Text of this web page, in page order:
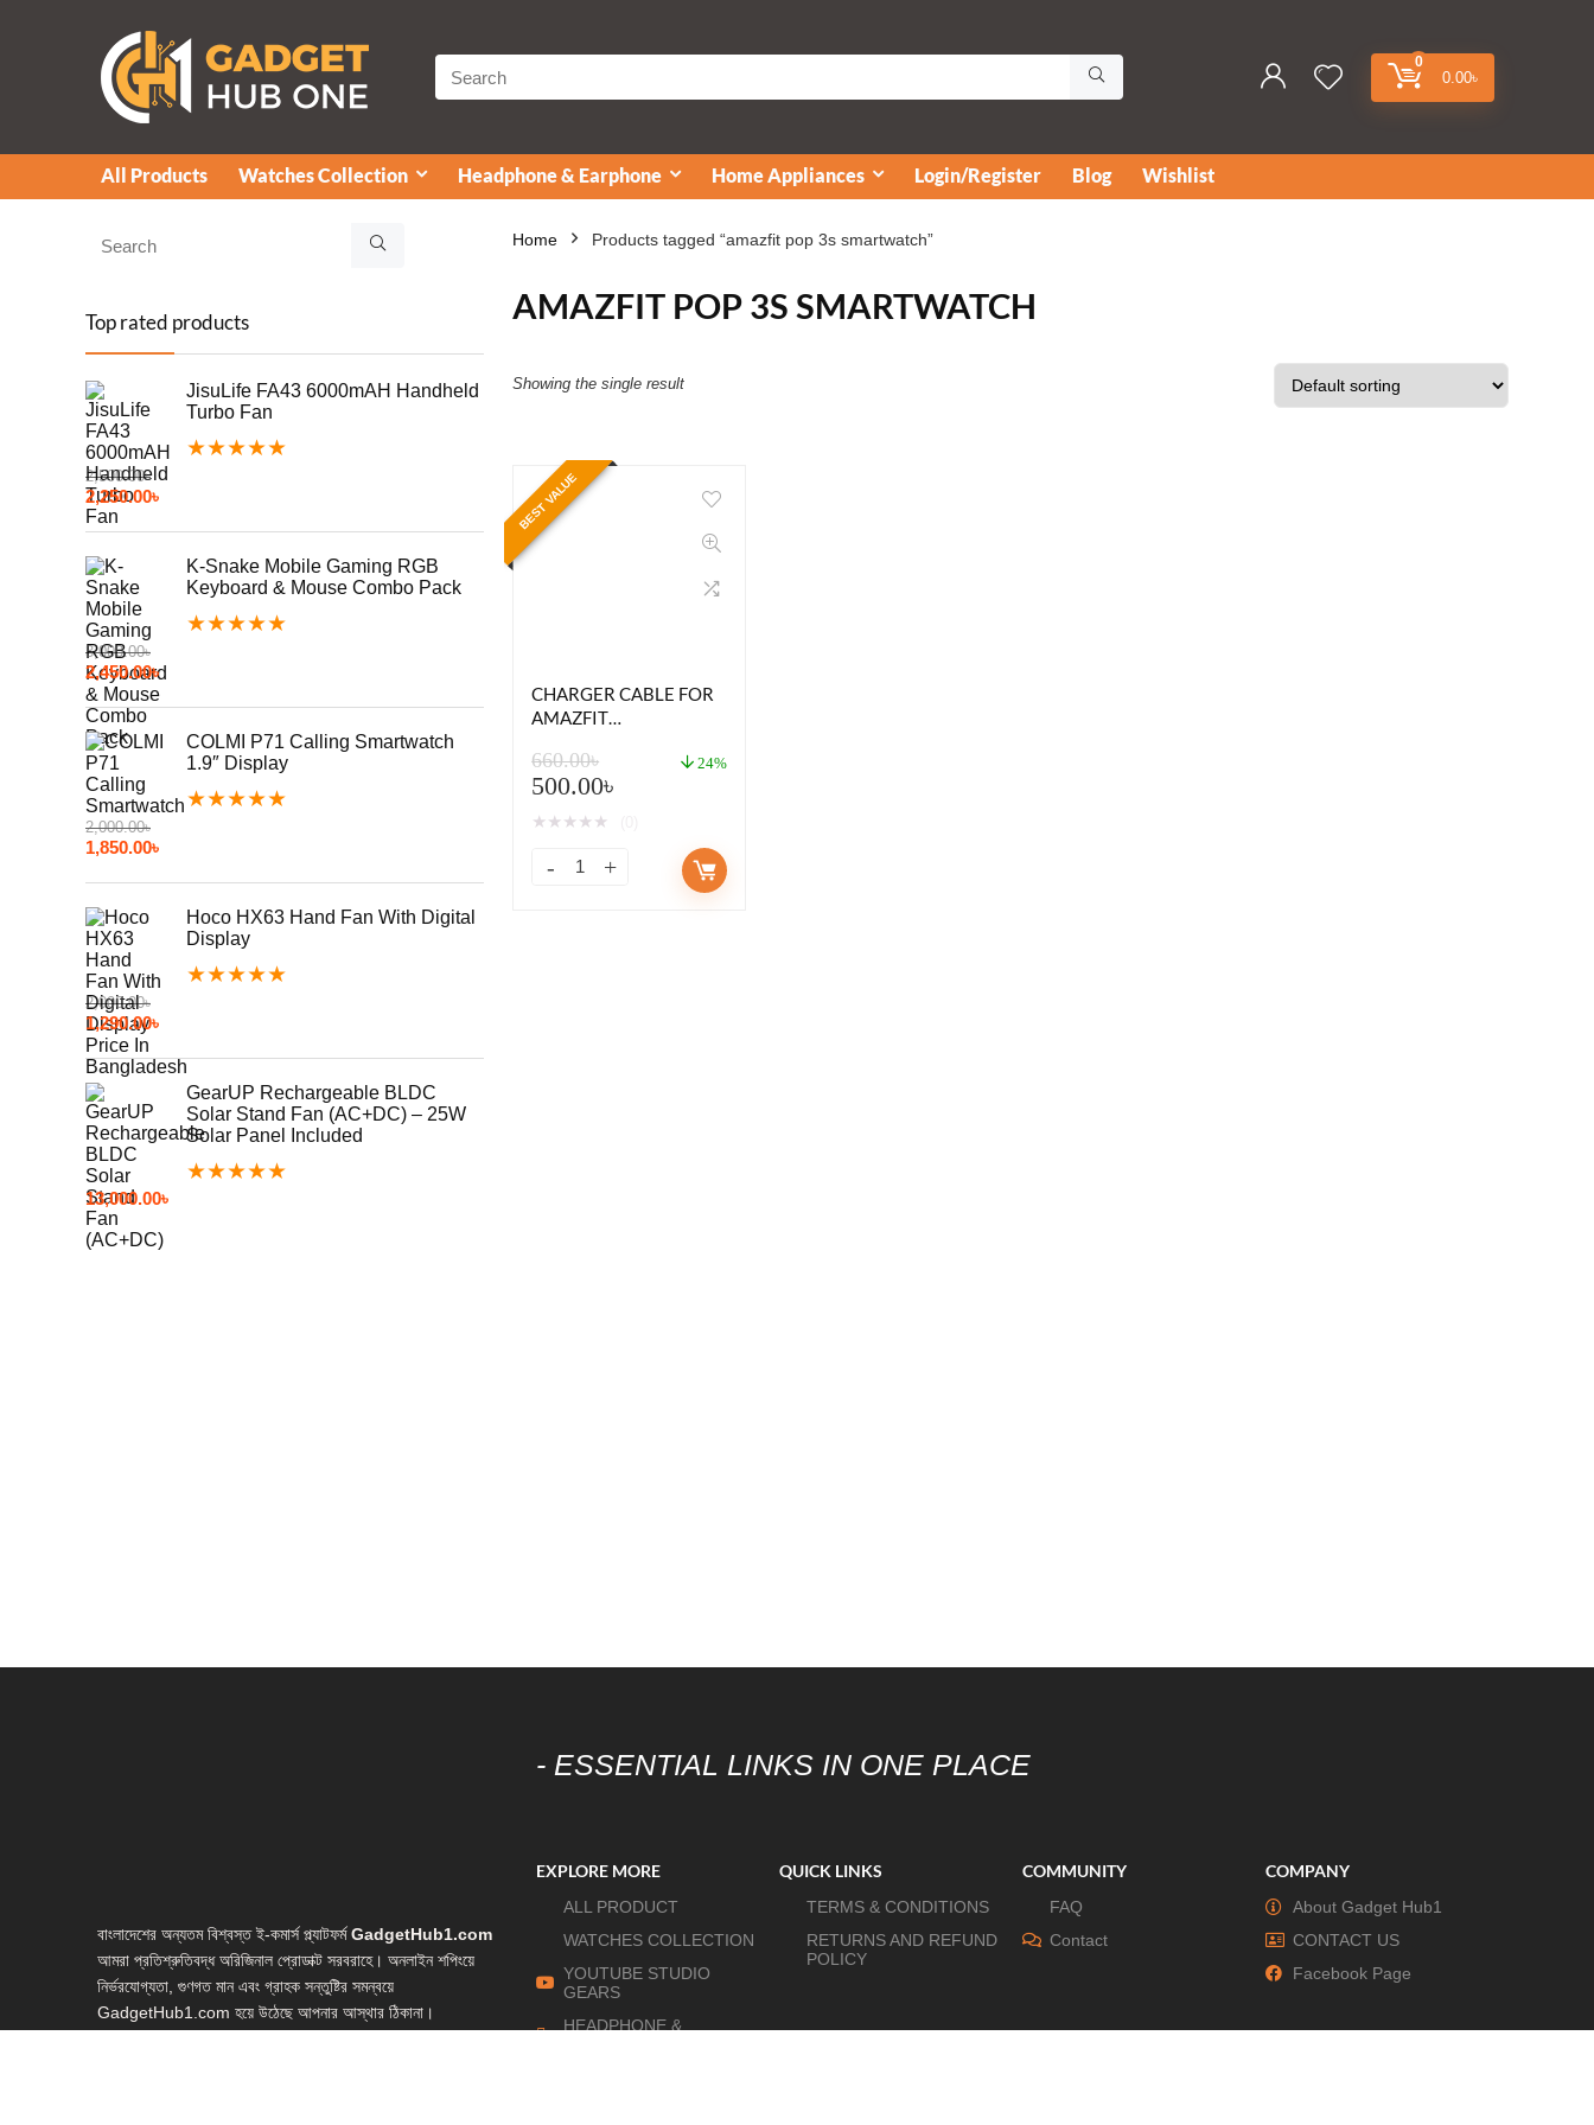
0
0.00৳
All Products Watches Collection Headphone & Earphone Home Appliances Login/Register Blog Wishlist
Top rated products
JisuLife FA43 6000mAH Handheld
Turbo Fan
★★★★★
2,500.00৳
2,250.00৳
K-Snake Mobile Gaming RGB
Keyboard & Mouse Combo Pack
★★★★★
3,000.00৳
2,450.00৳
COLMI P71 Calling Smartwatch
1.9″ Display
★★★★★
2,000.00৳
1,850.00৳
Hoco HX63 Hand Fan With Digital
Display
★★★★★
2,000.00৳
1,290.00৳
GearUP Rechargeable BLDC
Solar Stand Fan (AC+DC) – 25W
Solar Panel Included
★★★★★
13,000.00৳
Home Products tagged “amazfit pop 3s smartwatch”
AMAZFIT POP 3S SMARTWATCH
Showing the single result
BEST VALUE
CHARGER CABLE FOR
AMAZFIT
660.00৳
500.00৳
24%
★ ★ ★ ★ ★
বাংলাদেশের অন্যতম বিশ্বস্ত ই-কমার্স প্ল্যাটফর্মGadgetHub1.com
আমরা প্রতিশ্রুতিবদ্ধ অরিজিনাল প্রোডাক্ট সরবরাহে। অনলাইন শপিংয়ে
নির্ভরযোগ্যতা, গুণগত মান এবং গ্রাহক সন্তুষ্টির সমন্বয়ে
GadgetHub1.com হয়ে উঠেছে আপনার আস্থার ঠিকানা।
- ESSENTIAL LINKS IN ONE PLACE
EXPLORE MORE
ALL PRODUCT
WATCHES COLLECTION
YOUTUBE STUDIO
GEARS
HEADPHONE &
QUICK LINKS
TERMS & CONDITIONS
RETURNS AND REFUND
POLICY
COMMUNITY
FAQ
Contact
COMPANY
About Gadget Hub1
CONTACT US
Facebook Page